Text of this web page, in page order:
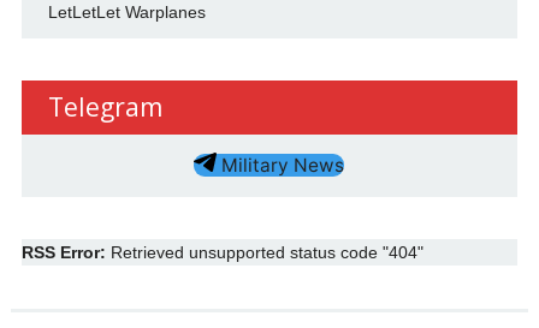
LetLetLet Warplanes
Telegram
Military News
RSS Error: Retrieved unsupported status code "404"